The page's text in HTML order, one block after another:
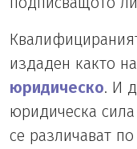
издаден както
юридическо. И
юридическа
се различават